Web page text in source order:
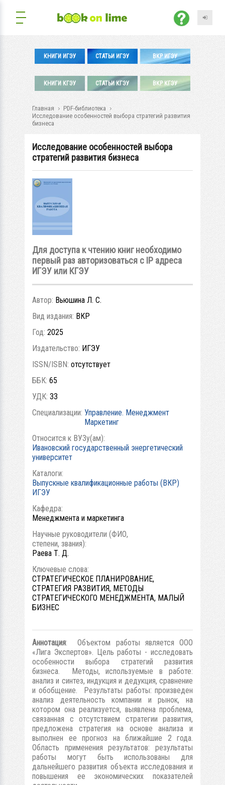
КНИГИ ИГЭУ СТАТЬИ ИГЭУ ВКР ИГЭУ
КНИГИ КГЭУ СТАТЬИ КГЭУ ВКР КГЭУ
Главная
PDF-библиотека
Исследование особенностей выбора стратегий развития
бизнеса
Исследование особенностей выбора
стратегий развития бизнеса
Для доступа к чтению книг необходимо
первый раз авторизоваться с IP адреса
ИГЭУ или КГЭУ
Автор: Вьюшина Л. С.
Вид издания: ВКР
Год: 2025
Издательство: ИГЭУ
ISSN/ISBN: отсутствует
ББК: 65
УДК: 33
Специализации: Управление. Менеджмент
Маркетинг
Относится к ВУЗу(ам):
Ивановский государственный энергетический
университет
Каталоги:
Выпускные квалификационные работы (ВКР)
ИГЭУ
Кафедра:
Менеджмента и маркетинга
Научные руководители (ФИО,
степени, звания):
Раева Т. Д.
Ключевые слова:
СТРАТЕГИЧЕСКОЕ ПЛАНИРОВАНИЕ,
СТРАТЕГИЯ РАЗВИТИЯ, МЕТОДЫ
СТРАТЕГИЧЕСКОГО МЕНЕДЖМЕНТА, МАЛЫЙ
БИЗНЕС
Аннотация: Объектом работы является ООО
«Лига Экспертов». Цель работы - исследовать
особенности выбора стратегий развития
бизнеса. Методы, используемые в работе:
анализ и синтез, индукция и дедукция, сравнение
и обобщение. Результаты работы: произведен
анализ деятельность компании и рынок, на
котором она реализуется, выявлена проблема,
связанная с отсутствием стратегии развития,
предложена стратегия на основе анализа и
выполнен ее прогноз на ближайшие 2 года.
Область применения результатов: результаты
работы могут быть использованы для
дальнейшего развития объекта исследования и
повышения ее экономических показателей